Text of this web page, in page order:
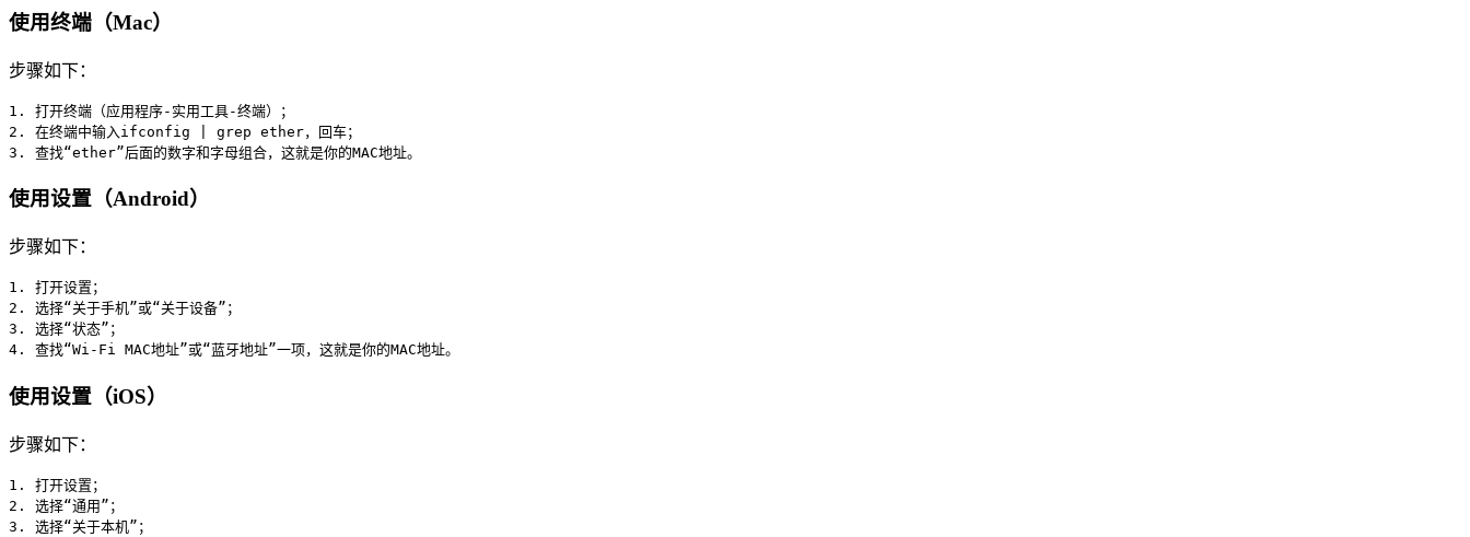
使用终端（Mac）
步骤如下：
1. 打开终端（应用程序-实用工具-终端）；
2. 在终端中输入ifconfig | grep ether，回车；
3. 查找“ether”后面的数字和字母组合，这就是你的MAC地址。
使用设置（Android）
步骤如下：
1. 打开设置；
2. 选择“关于手机”或“关于设备”；
3. 选择“状态”；
4. 查找“Wi-Fi MAC地址”或“蓝牙地址”一项，这就是你的MAC地址。
使用设置（iOS）
步骤如下：
1. 打开设置；
2. 选择“通用”；
3. 选择“关于本机”；